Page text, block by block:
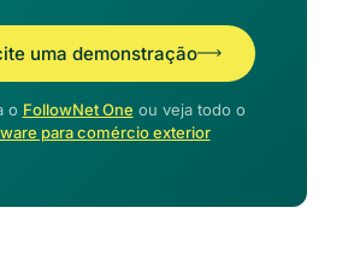
uma demonstração
o FollowNet One ou veja todo o
para comércio exterior